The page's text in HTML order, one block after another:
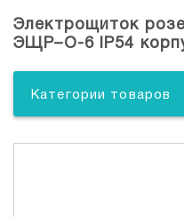
Электрощиток
ЭЩР–О-6 IP54
Категории товаров